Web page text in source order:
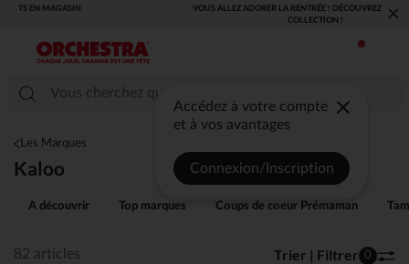
VOUS ALLEZ ADORER LA RENTRÉE ! DÉCOUVREZ LA NOUVELLE
×
Accédez à votre compte
et à vos avantages
Connexion/Inscription
Les Marques
Kaloo
A découvrir Top marques Coups de coeur Prémaman
82 articles Trier | Filtrer 0